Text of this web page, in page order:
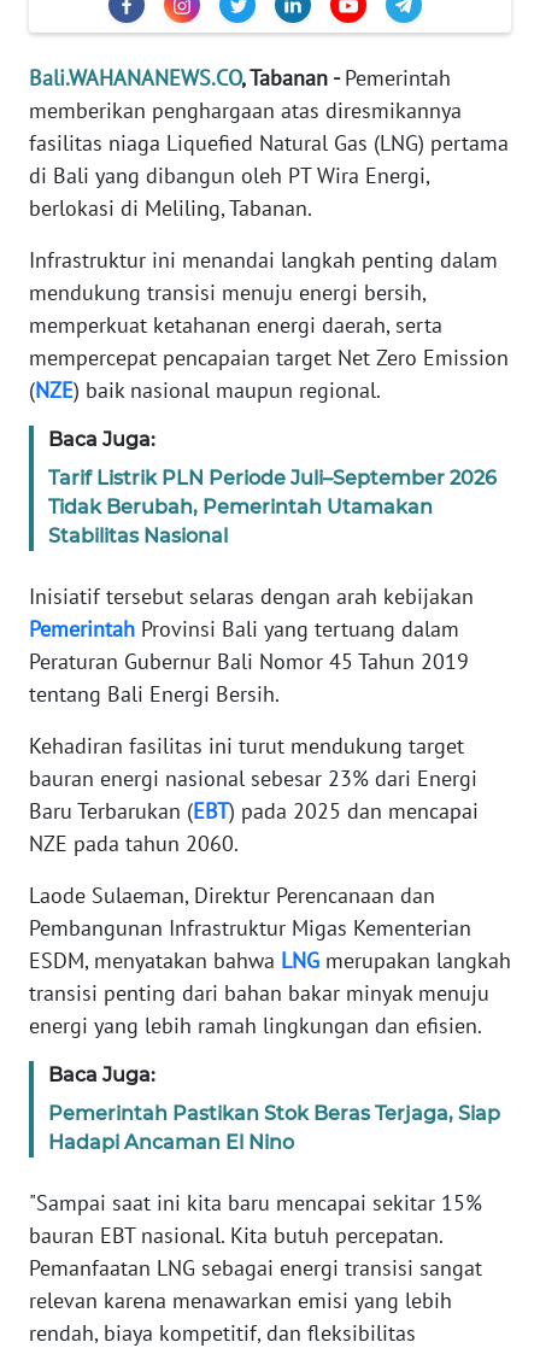
Bali.WAHANANEWS.CO, Tabanan -Pemerintah
memberikan penghargaan atas diresmikannya
fasilitas niaga Liquefied Natural Gas (LNG) pertama
di Bali yang dibangun oleh PT Wira Energi,
berlokasi di Meliling, Tabanan.
Infrastruktur ini menandai langkah penting dalam
mendukung transisi menuju energi bersih,
memperkuat ketahanan energi daerah, serta
mempercepat pencapaian target Net Zero Emission
(NZE) baik nasional maupun regional.
Baca Juga:
Tarif Listrik PLN Periode Juli–September 2026
Tidak Berubah, Pemerintah Utamakan
Stabilitas Nasional
Inisiatif tersebut selaras dengan arah kebijakan
Pemerintah Provinsi Bali yang tertuang dalam
Peraturan Gubernur Bali Nomor 45 Tahun 2019
tentang Bali Energi Bersih.
Kehadiran fasilitas ini turut mendukung target
bauran energi nasional sebesar 23% dari Energi
Baru Terbarukan (EBT) pada 2025 dan mencapai
NZE pada tahun 2060.
Laode Sulaeman, Direktur Perencanaan dan
Pembangunan Infrastruktur Migas Kementerian
ESDM, menyatakan bahwa LNG merupakan langkah
transisi penting dari bahan bakar minyak menuju
energi yang lebih ramah lingkungan dan efisien.
Baca Juga:
Pemerintah Pastikan Stok Beras Terjaga, Siap
Hadapi Ancaman El Nino
"Sampai saat ini kita baru mencapai sekitar 15%
bauran EBT nasional. Kita butuh percepatan.
Pemanfaatan LNG sebagai energi transisi sangat
relevan karena menawarkan emisi yang lebih
rendah, biaya kompetitif, dan fleksibilitas
PEDOMAN
SIBER
REDAKSI
KARIR
DISCLAIMER
News
Regional
WN
SUMUT
WN
WN
JABAR
BANTEN
WN
NTT
WN
KEPRI
WN
WN
PAPUA
BARAT
RIAU
WN
SERAMBI